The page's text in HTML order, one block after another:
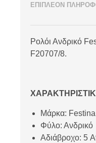
ΕΠΙΠΛΕΟΝ
Ρολόι Ανδρικό
F20707/8.
Μάρκα: Festina
Φύλο: Ανδρικό
Αδιάβροχο: 5